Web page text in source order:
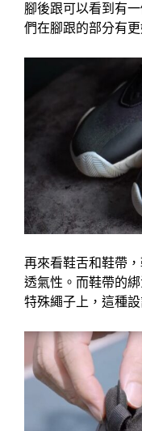
腳後跟可以看到有
們在腳跟的部分有
再來看鞋舌和鞋帶
透氣性。而鞋帶的
特殊繩子上，這種